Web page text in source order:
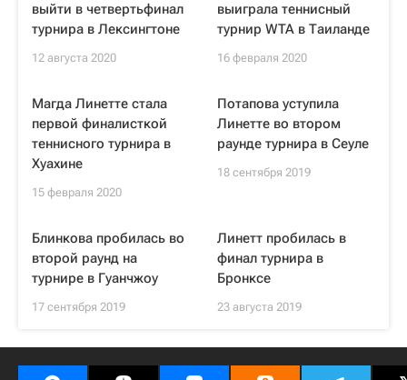
выйти в четвертьфинал
турнира в Лексингтоне
12 августа 2020
выиграла теннисный
турнир WTA в Таиланде
16 февраля 2020
Магда Линетте стала
первой финалисткой
теннисного турнира в
Хуахине
15 февраля 2020
Потапова уступила
Линетте во втором
раунде турнира в Сеуле
18 сентября 2019
Блинкова пробилась во
второй раунд на
турнире в Гуанчжоу
17 сентября 2019
Линетт пробилась в
финал турнира в
Бронксе
23 августа 2019